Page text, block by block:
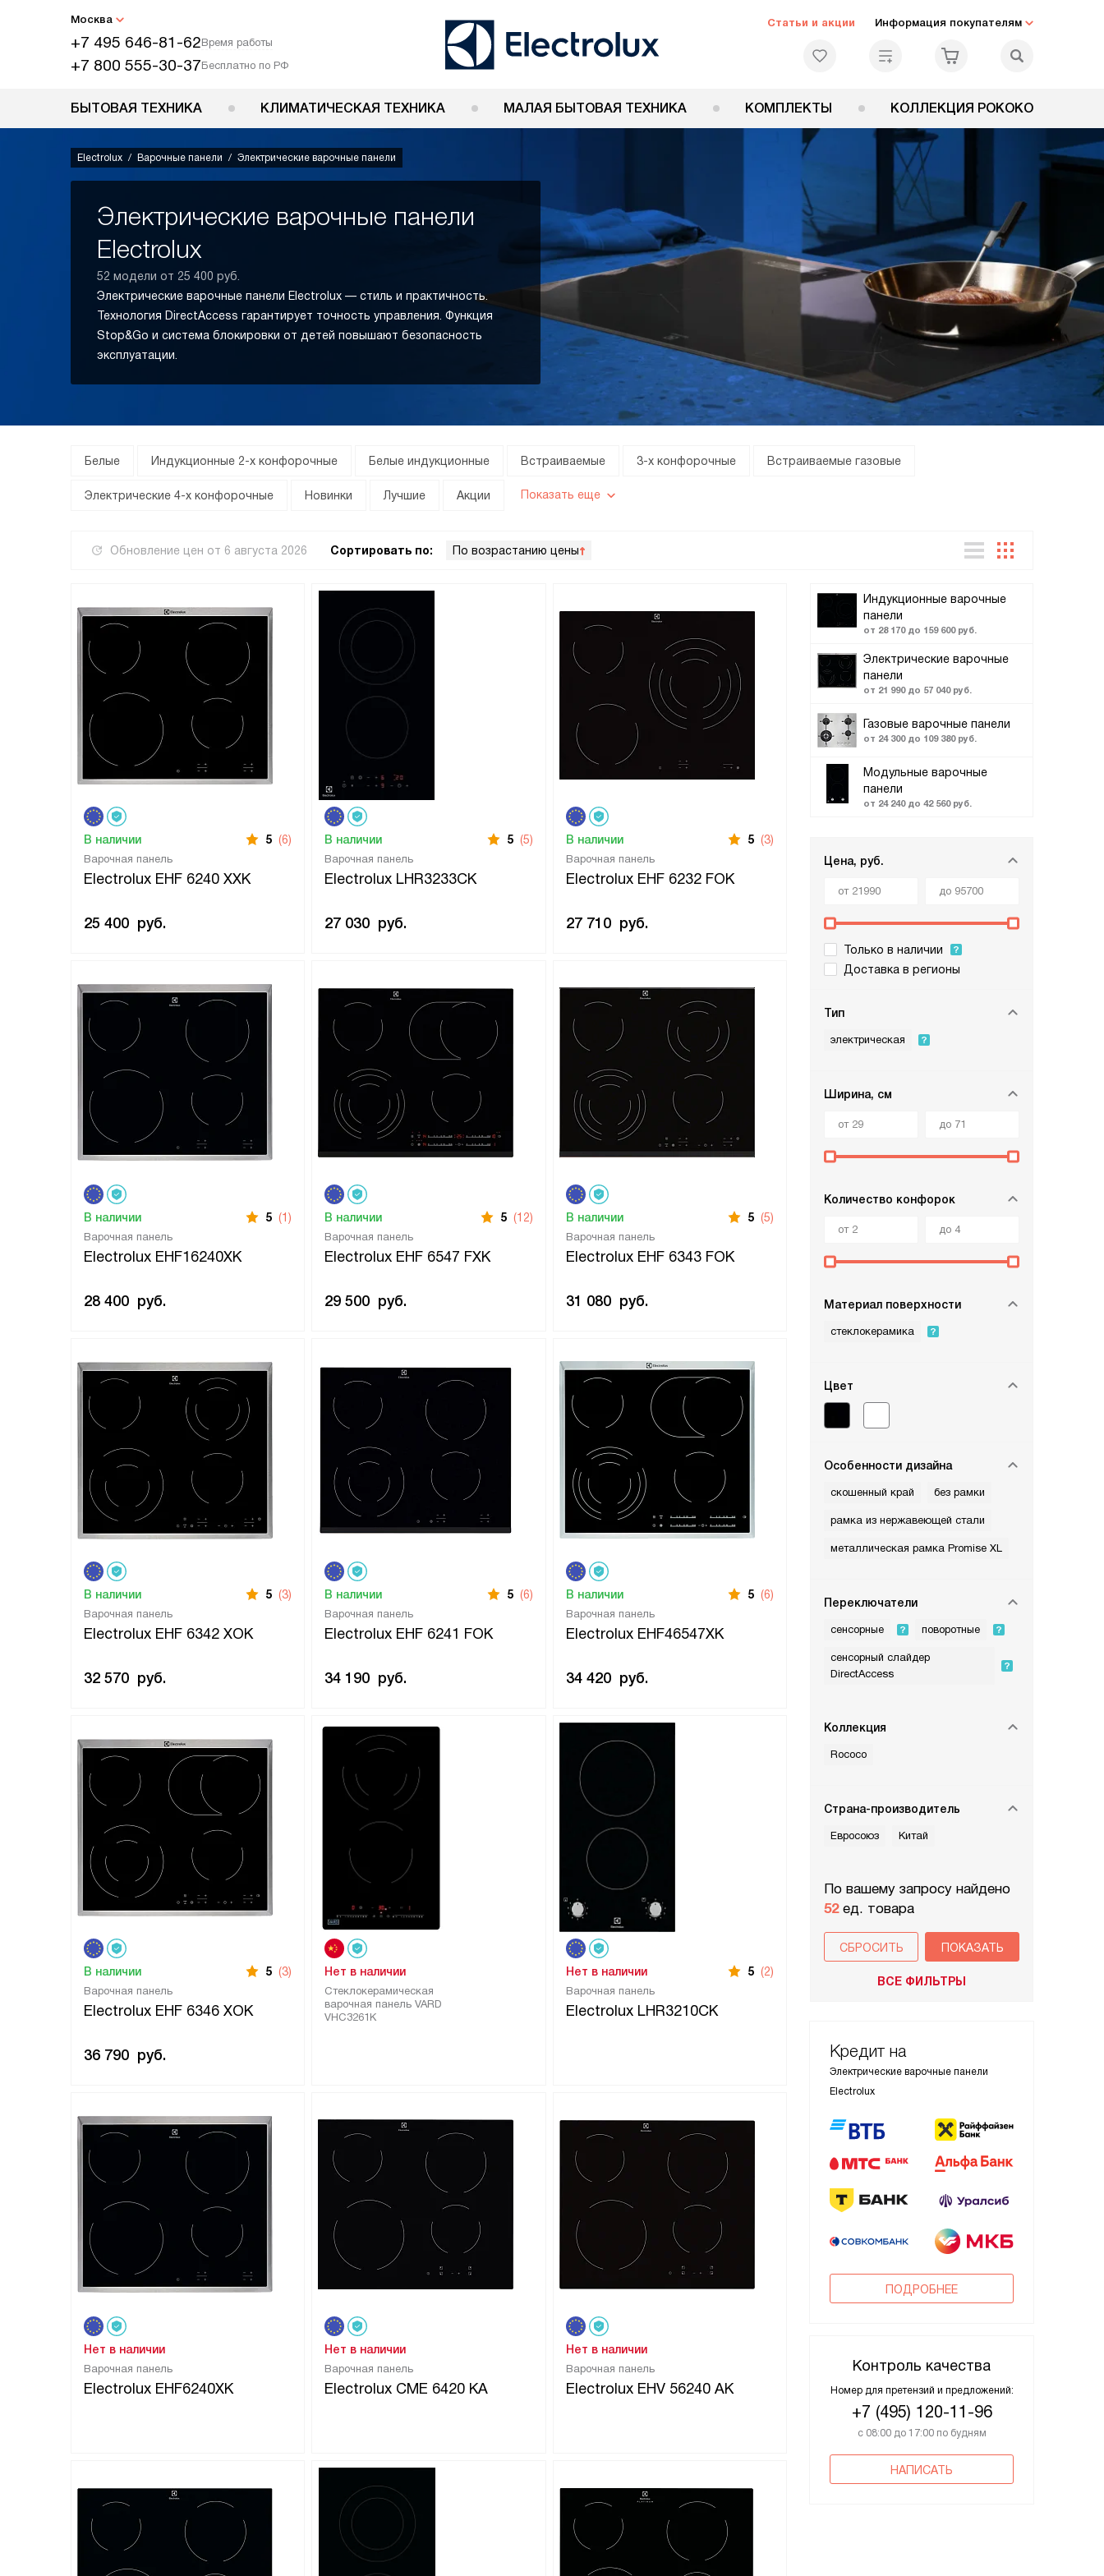
Москва
+7 495 646-81-62Время работы
+7 800 555-30-37Бесплатно по РФ
Статьи и акции Информация покупателям
БЫТОВАЯ ТЕХНИКА КЛИМАТИЧЕСКАЯ ТЕХНИКА МАЛАЯ БЫТОВАЯ ТЕХНИКА КОМПЛЕКТЫ КОЛЛЕКЦИЯ РОКОКО
Electrolux Варочные панели Электрические варочные панели
Электрические варочные панели
Electrolux
52 модели от 25 400 руб.
Электрические варочные панели Electrolux — стиль и практичность.
Технология DirectAccess гарантирует точность управления. Функция
Stop&Go и система блокировки от детей повышают безопасность
эксплуатации.
Белые Индукционные 2-х конфорочные Белые индукционные Встраиваемые 3-х конфорочные Встраиваемые газовые
Электрические 4-х конфорочные Новинки Лучшие Акции Показать еще
Обновление цен от 6 августа 2026 Сортировать по: По возрастанию цены
Индукционные варочные
панели
от 28 170 до 159 600 руб.
Электрические варочные
панели
от 21 990 до 57 040 руб.
Газовые варочные панели
от 24 300 до 109 380 руб.
Модульные варочные
панели
от 24 240 до 42 560 руб.
Цена, руб.
Только в наличии
Доставка в регионы
Тип
электрическая
Ширина, см
Количество конфорок
Материал поверхности
стеклокерамика
Цвет
Особенности дизайна
скошенный край без рамки
рамка из нержавеющей стали
металлическая рамка Promise XL
Переключатели
сенсорные поворотные
сенсорный слайдер
DirectAccess
Коллекция
Rococo
Страна-производитель
Евросоюз Китай
По вашему запросу найдено
52ед. товара
СБРОСИТЬ
ВСЕ ФИЛЬТРЫ
Кредит на
Электрические варочные панели
Electrolux
ПОДРОБНЕЕ
Контроль качества
Номер для претензий и предложений:
+7 (495) 120-11-96
с 08:00 до 17:00 по будням
НАПИСАТЬ
Варочная панель
Electrolux EHF 6240 XXK
В наличии 5 (6)
25 400 руб.
Варочная панель
Electrolux LHR3233CK
В наличии 5 (5)
27 030 руб.
Варочная панель
Electrolux EHF 6232 FOK
В наличии 5 (3)
27 710 руб.
Варочная панель
Electrolux EHF16240XK
В наличии 5 (1)
28 400 руб.
Варочная панель
Electrolux EHF 6547 FXK
В наличии 5 (12)
29 500 руб.
Варочная панель
Electrolux EHF 6343 FOK
В наличии 5 (5)
31 080 руб.
Варочная панель
Electrolux EHF 6342 XOK
В наличии 5 (3)
32 570 руб.
Варочная панель
Electrolux EHF 6241 FOK
В наличии 5 (6)
34 190 руб.
Варочная панель
Electrolux EHF46547XK
В наличии 5 (6)
34 420 руб.
Варочная панель
Electrolux EHF 6346 XOK
В наличии 5 (3)
36 790 руб.
Стеклокерамическая
варочная панель VARD
VHC3261K
Нет в наличии
Варочная панель
Electrolux LHR3210CK
Нет в наличии 5 (2)
Варочная панель
Electrolux EHF6240XK
Нет в наличии
Варочная панель
Electrolux CME 6420 KA
Нет в наличии
Варочная панель
Electrolux EHV 56240 AK
Нет в наличии